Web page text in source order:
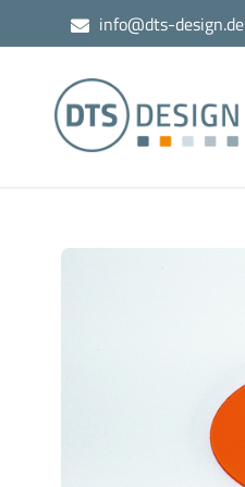
info@dts-design.de